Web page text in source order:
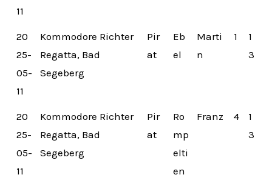
11
20
25-
05-
11
Kommodore Richter
Regatta, Bad
Segeberg
Pir
at
Eb
el
Marti
n
1
1
3
20
25-
05-
11
Kommodore Richter
Regatta, Bad
Segeberg
Pir
at
Ro
mp
elti
en
Franz 4
1
3